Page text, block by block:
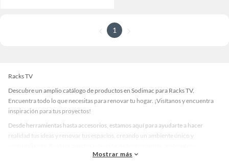
1
Racks TV
Descubre un amplio catálogo de productos en Sodimac para Racks TV.
Encuentra todo lo que necesitas para renovar tu hogar. ¡Visítanos y encuentra
inspiración para tus proyectos!
Desde herramientas hasta accesorios, estamos aquí para ayudarte a hacer
realidad tus ideas y renovar tus espacios, creando un ambiente único y
accesorios de calidad que te ayudarán a crear un espacio más tú.
Mostrar más